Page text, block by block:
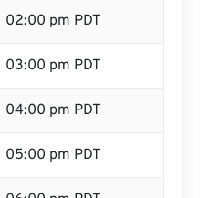
02:00 pm PDT
03:00 pm PDT
04:00 pm PDT
05:00 pm PDT